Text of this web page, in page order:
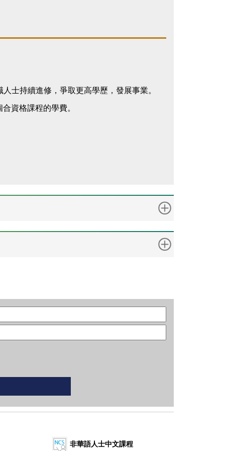
士持續進修，爭取更高學歷，發展事業。
資格課程的學費。
非華語人士中文課程